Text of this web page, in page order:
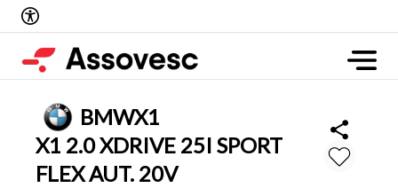
BMWX1
X1 2.0 XDRIVE 25I SPORT
FLEX AUT. 20V